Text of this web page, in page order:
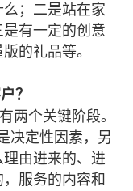
；二是站在家
有一定的创意
的礼品等。
？
两个关键阶段。
决定性因素，另
由进来的、进
服务的内容和